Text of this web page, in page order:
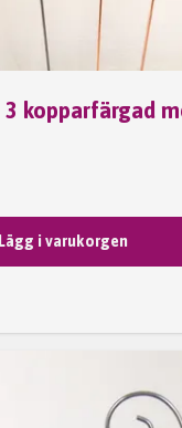
kopparfärgad
Lägg i varukorgen